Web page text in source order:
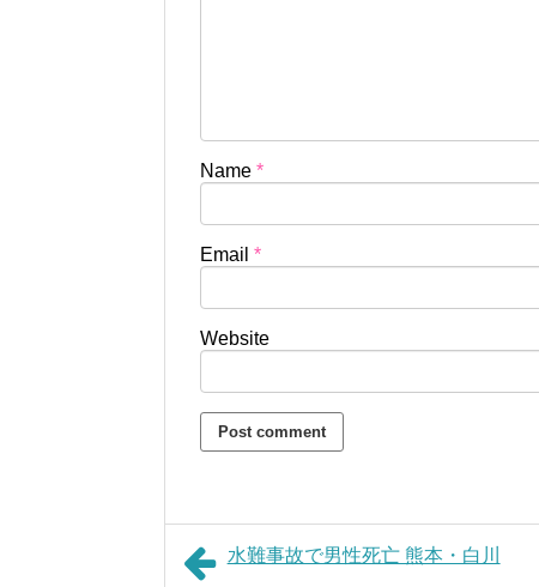
Name *
Email *
Website
水難事故で男性死亡 熊本・白川